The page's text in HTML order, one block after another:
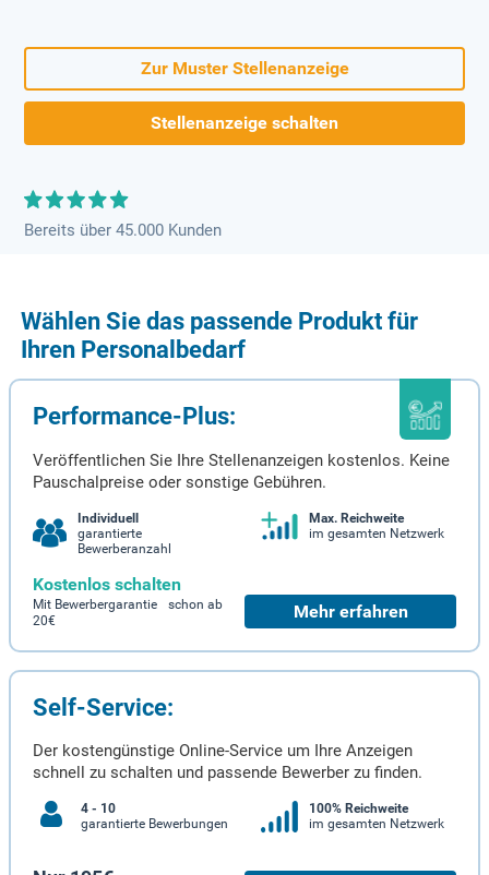
Zur Muster Stellenanzeige
Stellenanzeige schalten
Bereits über 45.000 Kunden
Wählen Sie das passende Produkt für
Ihren Personalbedarf
Performance-Plus:
Veröffentlichen Sie Ihre Stellenanzeigen kostenlos. Keine
Pauschalpreise oder sonstige Gebühren.
Individuell
garantierte
Bewerberanzahl
Max. Reichweite
im gesamten Netzwerk
Kostenlos schalten
Mit Bewerbergarantie schon ab
20€
Mehr erfahren
Self-Service:
Der kostengünstige Online-Service um Ihre Anzeigen
schnell zu schalten und passende Bewerber zu finden.
4 - 10
garantierte Bewerbungen
100% Reichweite
im gesamten Netzwerk